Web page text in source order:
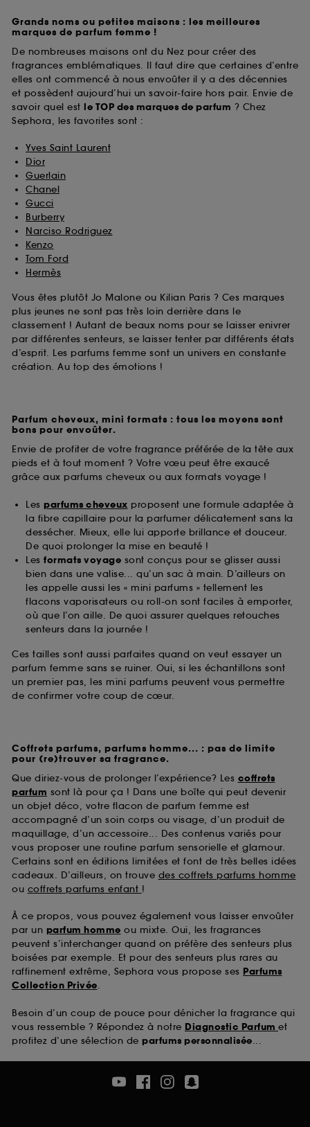
Grands noms ou petites maisons : les meilleures
marques de parfum femme !
De nombreuses maisons ont du Nez pour créer des
fragrances emblématiques. Il faut dire que certaines d’entre
elles ont commencé à nous envoûter il y a des décennies
et possèdent aujourd’hui un savoir-faire hors pair. Envie de
savoir quel est le TOP des marques de parfum ? Chez
Sephora, les favorites sont :
Yves Saint Laurent
Dior
Guerlain
Chanel
Gucci
Burberry
Narciso Rodriguez
Kenzo
Tom Ford
Hermès
Vous êtes plutôt Jo Malone ou Kilian Paris ? Ces marques
plus jeunes ne sont pas très loin derrière dans le
classement ! Autant de beaux noms pour se laisser enivrer
par différentes senteurs, se laisser tenter par différents états
d’esprit. Les parfums femme sont un univers en constante
création. Au top des émotions !
Parfum cheveux, mini formats : tous les moyens sont
bons pour envoûter.
Envie de profiter de votre fragrance préférée de la tête aux
pieds et à tout moment ? Votre vœu peut être exaucé
grâce aux parfums cheveux ou aux formats voyage !
Les parfums cheveux proposent une formule adaptée à
la fibre capillaire pour la parfumer délicatement sans la
dessécher. Mieux, elle lui apporte brillance et douceur.
De quoi prolonger la mise en beauté !
Les formats voyage sont conçus pour se glisser aussi
bien dans une valise... qu’un sac à main. D’ailleurs on
les appelle aussi les « mini parfums » tellement les
flacons vaporisateurs ou roll-on sont faciles à emporter,
où que l’on aille. De quoi assurer quelques retouches
senteurs dans la journée !
Ces tailles sont aussi parfaites quand on veut essayer un
parfum femme sans se ruiner. Oui, si les échantillons sont
un premier pas, les mini parfums peuvent vous permettre
de confirmer votre coup de cœur.
Coffrets parfums, parfums homme... : pas de limite
pour (re)trouver sa fragrance.
Que diriez-vous de prolonger l’expérience? Les coffrets
parfum sont là pour ça ! Dans une boîte qui peut devenir
un objet déco, votre flacon de parfum femme est
accompagné d’un soin corps ou visage, d’un produit de
maquillage, d’un accessoire... Des contenus variés pour
vous proposer une routine parfum sensorielle et glamour.
Certains sont en éditions limitées et font de très belles idées
cadeaux. D’ailleurs, on trouve des coffrets parfums homme
ou coffrets parfums enfant !
À ce propos, vous pouvez également vous laisser envoûter
par un parfum homme ou mixte. Oui, les fragrances
peuvent s’interchanger quand on préfère des senteurs plus
boisées par exemple. Et pour des senteurs plus rares au
raffinement extrême, Sephora vous propose ses Parfums
Collection Privée.
Besoin d’un coup de pouce pour dénicher la fragrance qui
vous ressemble ? Répondez à notre Diagnostic Parfum et
profitez d’une sélection de parfums personnalisée...